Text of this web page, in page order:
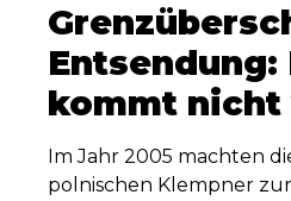
Entsendung:
kommt nicht
Im Jahr 2005 machten
polnischen Klempner